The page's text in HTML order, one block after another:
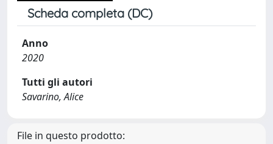
Scheda completa (DC)
Anno
2020
Tutti gli autori
Savarino, Alice
File in questo prodotto: